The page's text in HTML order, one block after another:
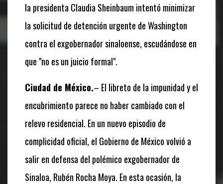
la presidenta Claudia Sheinbaum intentó minimizar
la solicitud de detención urgente de Washington
contra el exgobernador sinaloense, escudándose en
que "no es un juicio formal".
Ciudad de México.– El libreto de la impunidad y el
encubrimiento parece no haber cambiado con el
relevo residencial. En un nuevo episodio de
complicidad oficial, el Gobierno de México volvió a
salir en defensa del polémico exgobernador de
Sinaloa, Rubén Rocha Moya. En esta ocasión, la